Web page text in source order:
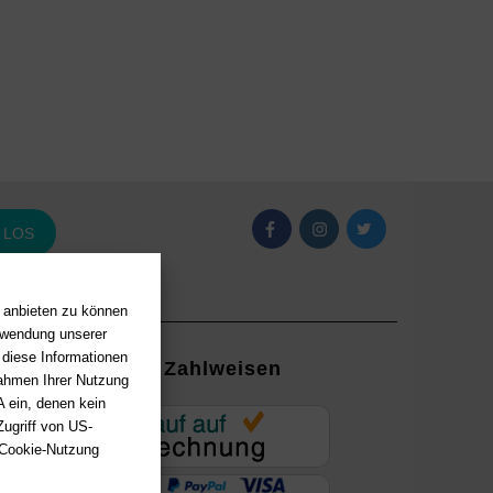
zu können
unserer
Informationen
Ihrer Nutzung
ein, denen kein
von US-
Nutzung
LOS
mit
Zahlweisen